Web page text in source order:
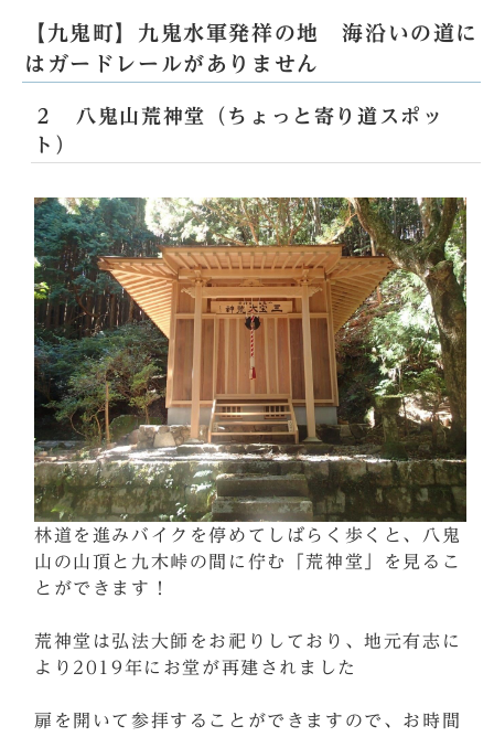
【九鬼町】九鬼水軍発祥の地 海沿いの道に
はガードレールがありません
２ 八鬼山荒神堂（ちょっと寄り道スポッ
ト）
林道を進みバイクを停めてしばらく歩くと、八鬼
山の山頂と九木峠の間に佇む「荒神堂」を見るこ
とができます！
荒神堂は弘法大師をお祀りしており、地元有志に
より2019年にお堂が再建されました
扉を開いて参拝することができますので、お時間